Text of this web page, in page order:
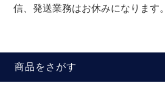
信、発送業務はお休みになります。
商品をさがす